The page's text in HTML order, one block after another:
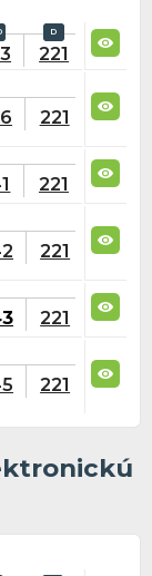
221
221
221
221
221
221